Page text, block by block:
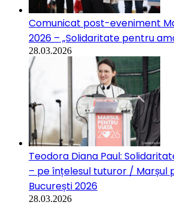
Comunicat post-eveniment
2026 – „Solidaritate pentru
28.03.2026
Teodora Diana Paul:
– pe înțelesul tuturor / Marșul
București 2026
28.03.2026